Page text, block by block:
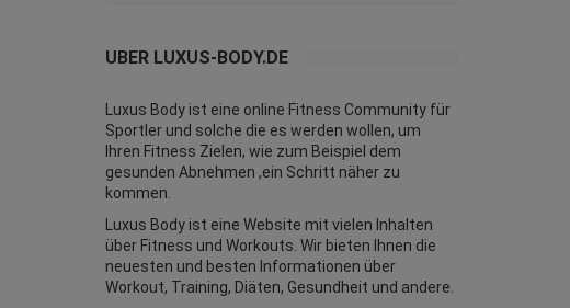
ÜBER LUXUS-BODY.DE
Luxus Body ist eine online Fitness Community für
Sportler und solche die es werden wollen, um
Ihren Fitness Zielen, wie zum Beispiel dem
gesunden Abnehmen ,ein Schritt näher zu
kommen.
Luxus Body ist eine Website mit vielen Inhalten
über Fitness und Workouts . Wir bieten Ihnen die
neuesten und besten Informationen über
Workout, Training, Diäten, Gesundheit und andere.